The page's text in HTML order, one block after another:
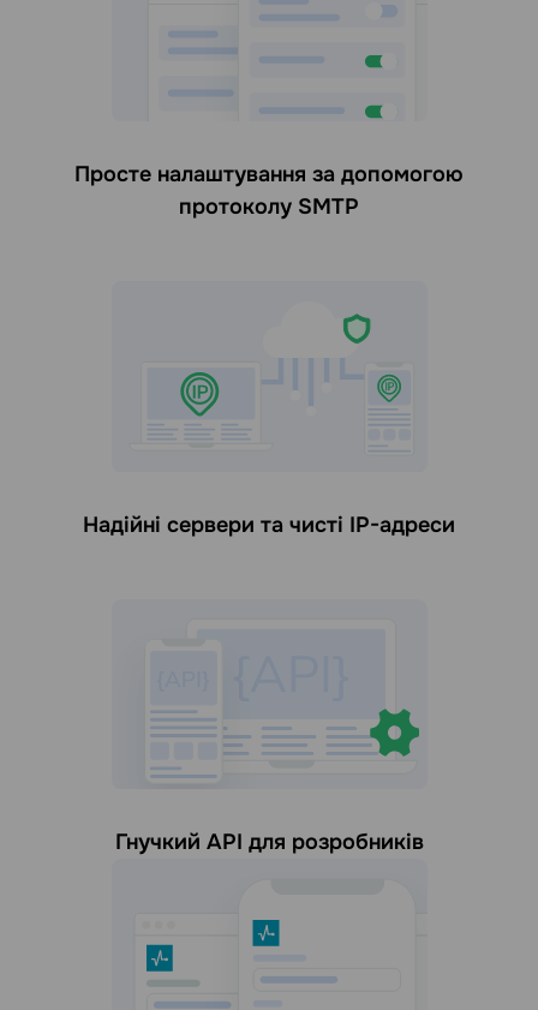
Просте налаштування за допомогою
протоколу SMTP
Надійні сервери та чисті IP-адреси
Гнучкий API для розробників